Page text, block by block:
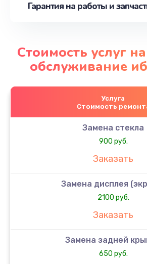
Гарантия на работы и
Стоимость услуг
обслуживание
Услуга
Стоимость
Замена стекла
900 руб.
Заказать
Замена дисплея
2100 руб.
Заказать
Замена задней
650 руб.